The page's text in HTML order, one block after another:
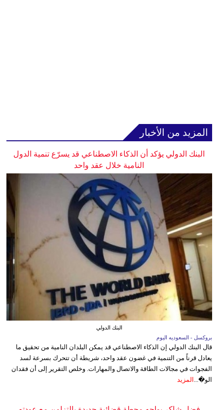
المزيد من الأخبار
البنك الدولي يؤكد أن الذكاء الاصطناعي قد يسرّع تنمية الدول
النامية خلال عقد واحد
البنك الدولي
بروكسل - السعوديه اليوم
قال البنك الدولي إن الذكاء الاصطناعي قد يمكن البلدان النامية من تحقيق ما
يعادل قرناً من التنمية في غضون عقد واحد، شريطة أن تتحرك بسرعة لسد
الفجوات في مجالات الطاقة والاتصال والمهارات. وخلص التقرير إلى أن فقدان
الو�...
المزيد